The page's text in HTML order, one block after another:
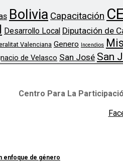
Bolivia Capacitación
Desarrollo Local Diputación de
Valenciana Genero Incendios
de Velasco San José San
Centro Para La
enfoque de género